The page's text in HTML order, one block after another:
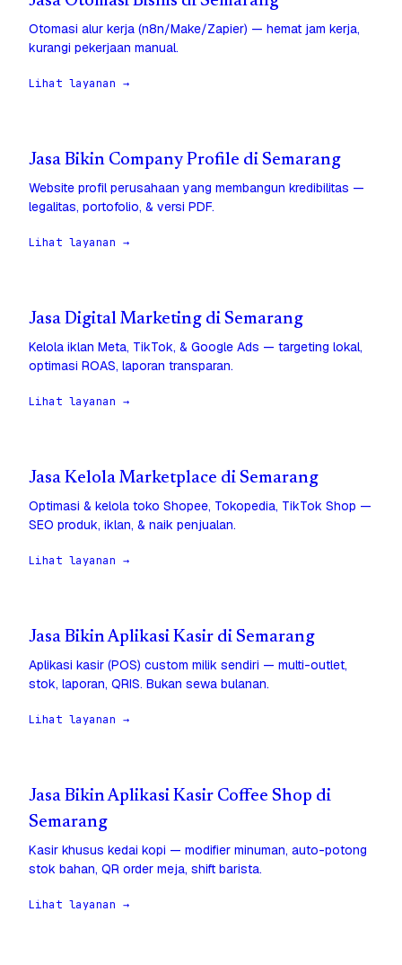
Otomasi alur kerja (n8n/Make/Zapier) — hemat jam kerja,
kurangi pekerjaan manual.
Lihat layanan →
Jasa Bikin Company Profile di Semarang
Website profil perusahaan yang membangun kredibilitas —
legalitas, portofolio, & versi PDF.
Lihat layanan →
Jasa Digital Marketing di Semarang
Kelola iklan Meta, TikTok, & Google Ads — targeting lokal,
optimasi ROAS, laporan transparan.
Lihat layanan →
Jasa Kelola Marketplace di Semarang
Optimasi & kelola toko Shopee, Tokopedia, TikTok Shop —
SEO produk, iklan, & naik penjualan.
Lihat layanan →
Jasa Bikin Aplikasi Kasir di Semarang
Aplikasi kasir (POS) custom milik sendiri — multi-outlet,
stok, laporan, QRIS. Bukan sewa bulanan.
Lihat layanan →
Jasa Bikin Aplikasi Kasir Coffee Shop di
Semarang
Kasir khusus kedai kopi — modifier minuman, auto-potong
stok bahan, QR order meja, shift barista.
Lihat layanan →